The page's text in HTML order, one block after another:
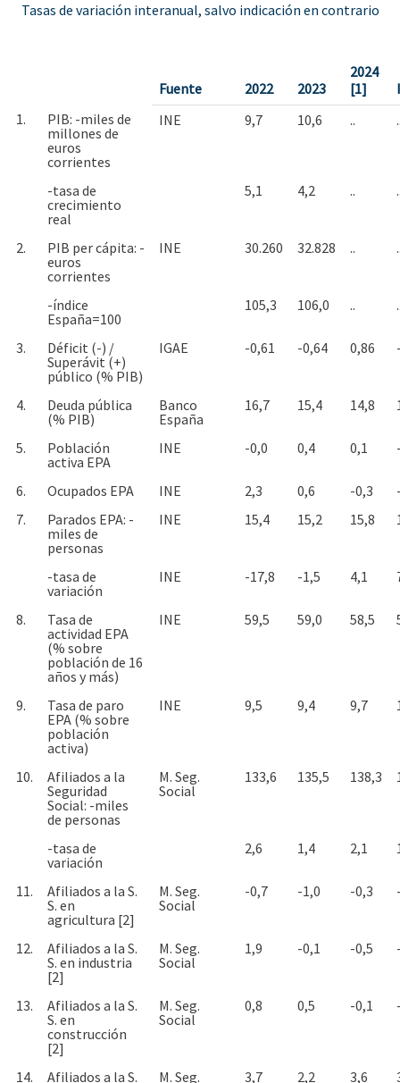
Tasas de variación interanual, salvo indicación en contrario
Fuente 2022 2023
2024
[1]
1.
PIB: -miles de
millones de
euros
corrientes
INE 9,7 10,6 ..
-tasa de
crecimiento
real
5,1 4,2 ..
2.
PIB per cápita: -
euros
corrientes
INE 30.260 32.828 ..
-índice
España=100
105,3 106,0 ..
3.
Déficit (-) /
Superávit (+)
público (% PIB)
IGAE -0,61 -0,64 0,86
4.
Deuda pública
(% PIB)
Banco
España
16,7 15,4 14,8
5.
Población
activa EPA
INE -0,0 0,4 0,1
6. Ocupados EPA INE 2,3 0,6 -0,3
7.
Parados EPA: -
miles de
personas
INE 15,4 15,2 15,8
-tasa de
variación
INE -17,8 -1,5 4,1
8.
Tasa de
actividad EPA
(% sobre
población de 16
años y más)
INE 59,5 59,0 58,5
9.
Tasa de paro
EPA (% sobre
población
activa)
INE 9,5 9,4 9,7
10.
Afiliados a la
Seguridad
Social: -miles
de personas
M. Seg.
Social
133,6 135,5 138,3
-tasa de
variación
2,6 1,4 2,1
11.
Afiliados a la S.
S. en
agricultura [2]
M. Seg.
Social
-0,7 -1,0 -0,3
12.
Afiliados a la S.
S. en industria
[2]
M. Seg.
Social
1,9 -0,1 -0,5
13.
Afiliados a la S.
S. en
construcción
[2]
M. Seg.
Social
0,8 0,5 -0,1
14.
Afiliados a la S.
M. Seg.
3,7 2,2 3,6